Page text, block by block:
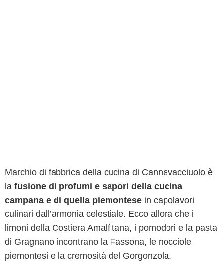
Marchio di fabbrica della cucina di Cannavacciuolo è
la fusione di profumi e sapori della cucina
campana e di quella piemontese in capolavori
culinari dall’armonia celestiale. Ecco allora che i
limoni della Costiera Amalfitana, i pomodori e la pasta
di Gragnano incontrano la Fassona, le nocciole
piemontesi e la cremosità del Gorgonzola.